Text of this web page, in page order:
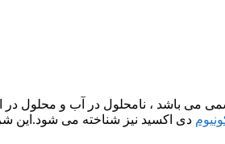
دی اکسید نیز شناخته می شود.این